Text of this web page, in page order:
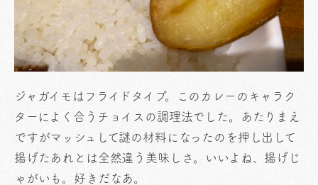
ジャガイモはフライドタイプ。このカレーのキャラク
ターによく合うチョイスの調理法でした。あたりまえ
ですがマッシュして謎の材料になったのを押し出して
揚げたあれとは全然違う美味しさ。いいよね、揚げじ
ゃがいも。好きだなあ。